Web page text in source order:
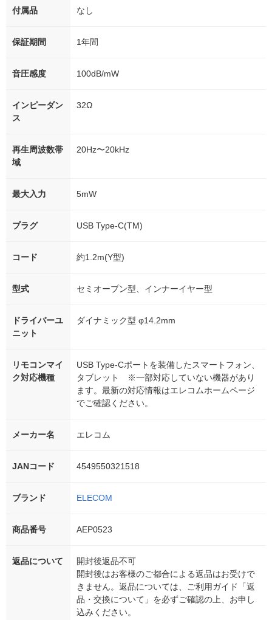
付属品 なし
保証期間 1年間
音圧感度 100dB/mW
インピーダン
ス
32Ω
再生周波数帯
域
20Hz〜20kHz
最大入力 5mW
プラグ USB Type-C(TM)
コード 約1.2m(Y型)
型式 セミオープン型、インナーイヤー型
ドライバーユ
ニット
ダイナミック型 φ14.2mm
リモコンマイ
ク対応機種
USB Type-Cポートを装備したスマートフォン、
タブレット ※一部対応していない機器があり
ます。最新の対応情報はエレコムホームページ
でご確認ください。
メーカー名 エレコム
JANコード 4549550321518
ブランド ELECOM
商品番号 AEP0523
返品について
開封後返品不可
開封後はお客様のご都合による返品はお受けで
きません。返品については、ご利用ガイド「返
品・交換について」を必ずご確認の上、お申し
込みください。